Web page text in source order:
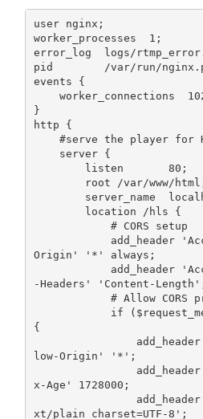
user nginx ;
worker_processes 1 ;
error_log  logs/ rtmp_error
pid /var/ run/nginx .
events {
    worker_connections
}
http {
#serve the player for
    server
{
        listen
80 ;
        root
/var/www/ html
server_name
        location
/ hls {
# CORS setup
            add_header
Origin'
'*' always ;
            add_header
-Headers'
'Content-Length'
# Allow CORS
if
(
{
                add_header
low-Origin'
'*' ;
                add_header
x-Age'
1728000 ;
                add_header
xt/plain charset=UTF-8' ;